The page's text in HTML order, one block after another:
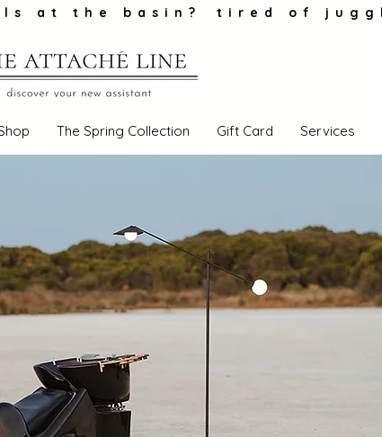
at the basin?
The Spring Collection Gift Card Services